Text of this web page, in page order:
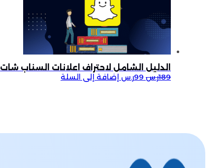
الدليل الشامل لاحتراف اعلانات السناب شات
189ر.س 99ر.س إضافة إلى السلة